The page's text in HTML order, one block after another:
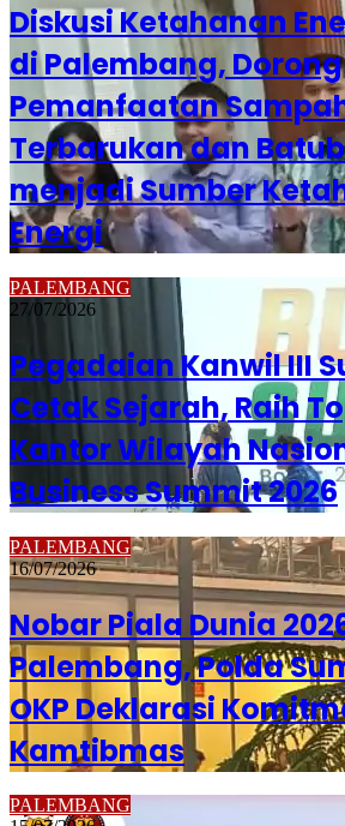
Diskusi Ketahanan
di Palembang, Dorong
Pemanfaatan
Terbarukan dan
menjadi Sumber
Energi
PALEMBANG
27/07/2026
Pegadaian Kanwil III
Cetak Sejarah, Raih
Kantor Wilayah
Business Summit 2026
PALEMBANG
16/07/2026
Nobar Piala Dunia
Palembang, Polda
OKP Deklarasi
Kamtibmas
PALEMBANG